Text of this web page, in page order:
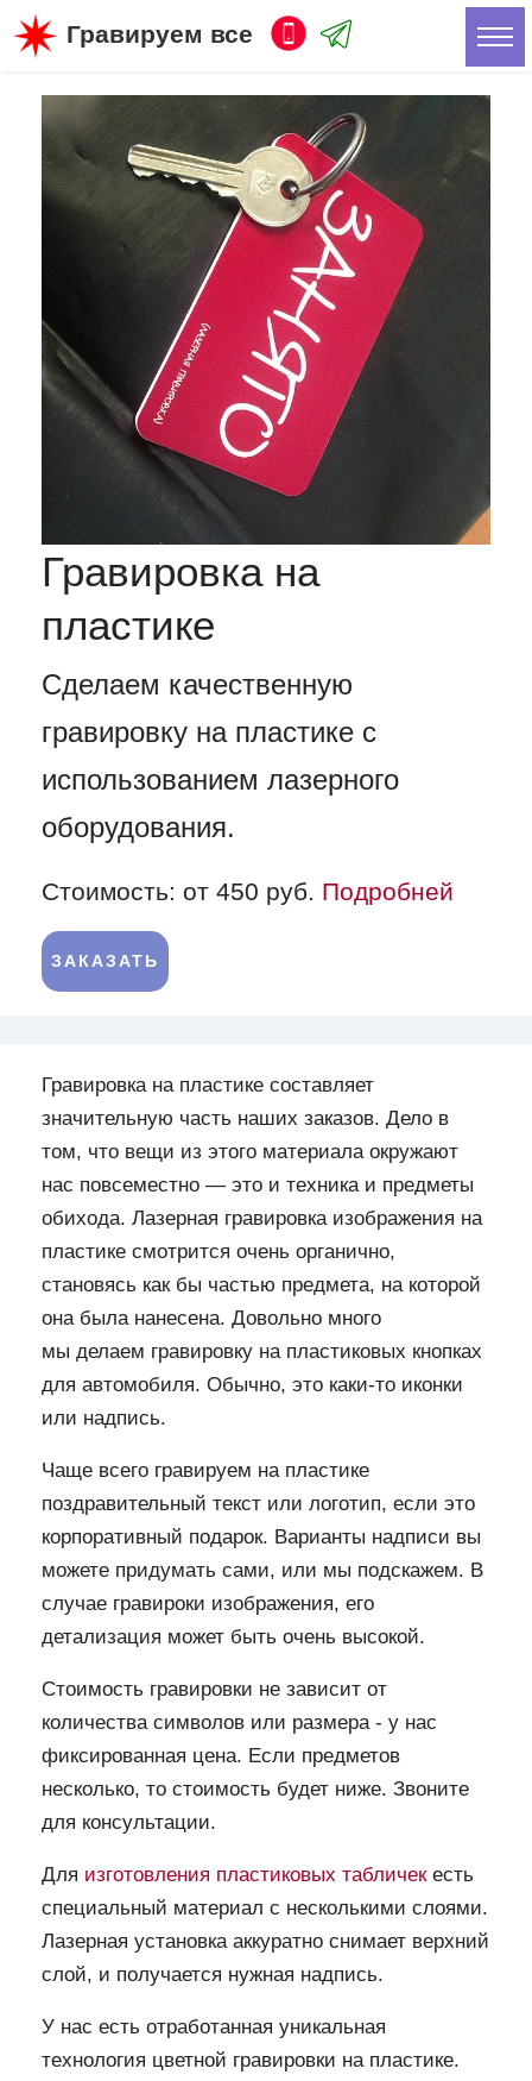
Гравируем все
Гравировка на
пластике
Сделаем качественную
гравировку на пластике с
использованием лазерного
оборудования.
Стоимость: от 450 руб. Подробней
ЗАКАЗАТЬ
Гравировка на пластике составляет
значительную часть наших заказов. Дело в
том, что вещи из этого материала окружают
нас повсеместно — это и техника и предметы
обихода. Лазерная гравировка изображения на
пластике смотрится очень органично,
становясь как бы частью предмета, на которой
она была нанесена. Довольно много
мы делаем гравировку на пластиковых кнопках
для автомобиля. Обычно, это каки-то иконки
или надпись.
Чаще всего гравируем на пластике
поздравительный текст или логотип, если это
корпоративный подарок. Варианты надписи вы
можете придумать сами, или мы подскажем. В
случае гравироки изображения, его
детализация может быть очень высокой.
Стоимость гравировки не зависит от
количества символов или размера - у нас
фиксированная цена. Если предметов
несколько, то стоимость будет ниже. Звоните
для консультации.
Для изготовления пластиковых табличекесть
специальный материал с несколькими слоями.
Лазерная установка аккуратно снимает верхний
слой, и получается нужная надпись.
У нас есть отработанная уникальная
технология цветной гравировки на пластике.